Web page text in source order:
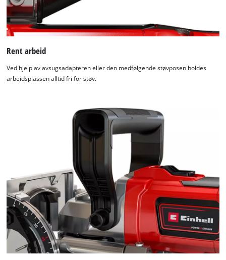
Rent arbeid
Ved hjelp av avsugsadapteren eller den medfølgende støvposen holdes
arbeidsplassen alltid fri for støv.